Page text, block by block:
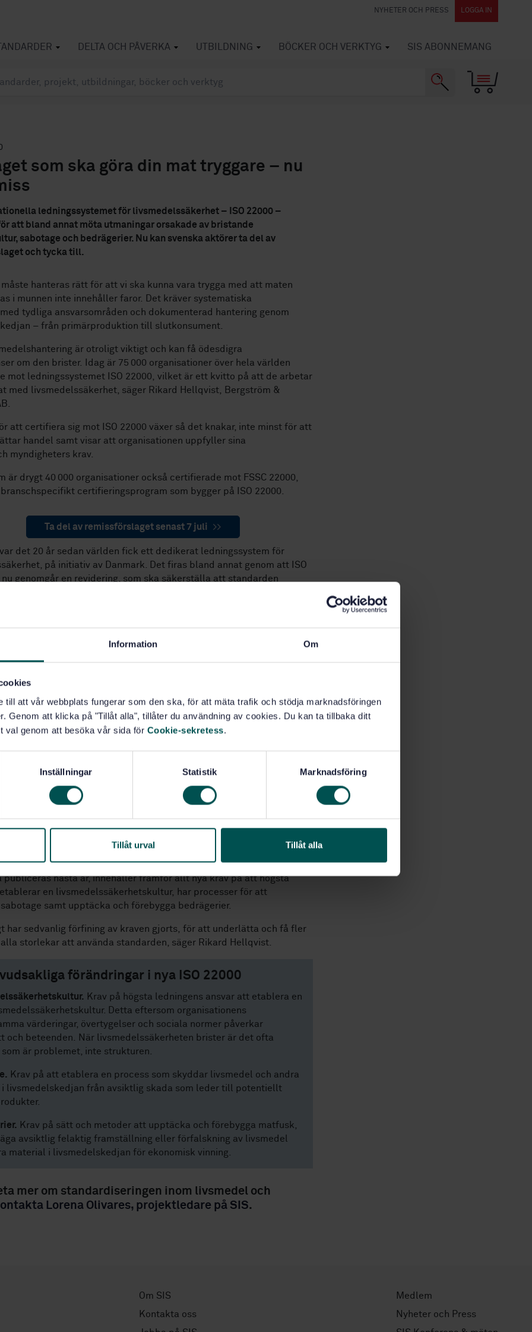
Information Om
till att vår webbplats fungerar som den ska, för att mäta trafik och stödja marknadsföringen
Genom att klicka på "Tillåt alla", tillåter du användning av cookies. Du kan ta tillbaka ditt
val genom att besöka vår sida för Cookie-sekretess.
Inställningar Statistik Marknadsföring
Tillåt urval Tillåt alla
NYHETER OCH PRESS LOGGA IN
DELTA OCH PÅVERKA UTBILDNING BÖCKER OCH VERKTYG SIS ABONNEMANG
som ska göra din mat tryggare – nu
ledningssystemet för livsmedelssäkerhet – ISO 22000 –
att bland annat möta utmaningar orsakade av bristande
sabotage och bedrägerier. Nu kan svenska aktörer ta del av
och tycka till.
måste hanteras rätt för att vi ska kunna vara trygga med att maten
i munnen inte innehåller faror. Det kräver systematiska
tydliga ansvarsområden och dokumenterad hantering genom
– från primärproduktion till slutkonsument.
är otroligt viktigt och kan få ödesdigra
om den brister. Idag är 75 000 organisationer över hela världen
mot ledningssystemet ISO 22000, vilket är ett kvitto på att de arbetar
med livsmedelssäkerhet, säger Rikard Hellqvist, Bergström &
att certifiera sig mot ISO 22000 växer så det knakar, inte minst för att
handel samt visar att organisationen uppfyller sina
myndigheters krav.
är drygt 40 000 organisationer också certifierade mot FSSC 22000,
certifieringsprogram som bygger på ISO 22000.
Ta del av remissförslaget senast 7 juli >>
det 20 år sedan världen fick ett dedikerat ledningssystem för
på initiativ av Danmark. Det firas bland annat genom att ISO
genomgår en revidering, som ska säkerställa att standarden
färdigt förslag, som är på remiss fram till 7 juli. Jag vill uppmana
aktörer, stora som små, att ladda ner remissen och lämna sina
representerar den lägsta. Än större möjligheter, och därtill en
för de avvägningar som ligger till grund för standardens innehåll,
likt Rikard Hellqvist går med i standardiseringskommittén.
Vi som är med i kommittén har möjlighet att påverka
dumheter. För det är viktigt att ISO 22000 inte driver åt fel håll, då
svårt för branschen. Vi arbetar för att det ska bli rimligt och så bra
ISO 22000?
till den reviderade utgåvan, som enligt den preliminära
publiceras nästa år, innehåller framför allt nya krav på att högsta
etablerar en livsmedelssäkerhetskultur, har processer för att
samt upptäcka och förebygga bedrägerier.
har sedvanlig förfining av kraven gjorts, för att underlätta och få fler
storlekar att använda standarden, säger Rikard Hellqvist.
förändringar i nya ISO 22000
Krav på högsta ledningens ansvar att etablera en
Detta eftersom organisationens
värderingar, övertygelser och sociala normer påverkar
och beteenden. När livsmedelssäkerheten brister är det ofta
som är problemet, inte strukturen.
Krav på att etablera en process som skyddar livsmedel och andra
i livsmedelskedjan från avsiktlig skada som leder till potentiellt
Krav på sätt och metoder att upptäcka och förebygga matfusk,
avsiktlig felaktig framställning eller förfalskning av livsmedel
material i livsmedelskedjan för ekonomisk vinning.
mer om standardiseringen inom livsmedel och
Lorena Olivares, projektledare på SIS.
Om SIS
Kontakta oss
Medlem
Nyheter och Press